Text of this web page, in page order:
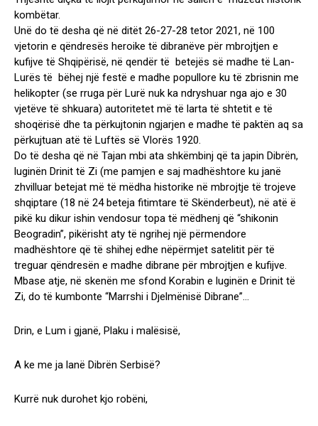
kombëtar.
Unë do të desha që në ditët 26-27-28 tetor 2021, në 100
vjetorin e qëndresës heroike të dibranëve për mbrojtjen e
kufijve të Shqipërisë, në qendër të betejës së madhe të Lan-
Lurës të bëhej një festë e madhe popullore ku të zbrisnin me
helikopter (se rruga për Lurë nuk ka ndryshuar nga ajo e 30
vjetëve të shkuara) autoritetet më të larta të shtetit e të
shoqërisë dhe ta përkujtonin ngjarjen e madhe të paktën aq sa
përkujtuan atë të Luftës së Vlorës 1920.
Do të desha që në Tajan mbi ata shkëmbinj që ta japin Dibrën,
luginën Drinit të Zi (me pamjen e saj madhështore ku janë
zhvilluar betejat më të mëdha historike në mbrojtje të trojeve
shqiptare (18 në 24 beteja fitimtare të Skënderbeut), në atë ë
pikë ku dikur ishin vendosur topa të mëdhenj që “shikonin
Beogradin”, pikërisht aty të ngrihej një përmendore
madhështore që të shihej edhe nëpërmjet satelitit për të
treguar qëndresën e madhe dibrane për mbrojtjen e kufijve.
Mbase atje, në skenën me sfond Korabin e luginën e Drinit të
Zi, do të kumbonte “Marrshi i Djelmënisë Dibrane”…
Drin, e Lum i gjanë, Plaku i malësisë,
A ke me ja lanë Dibrën Serbisë?
Kurrë nuk durohet kjo robëni,